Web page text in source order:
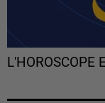
L'HOROSCOPE